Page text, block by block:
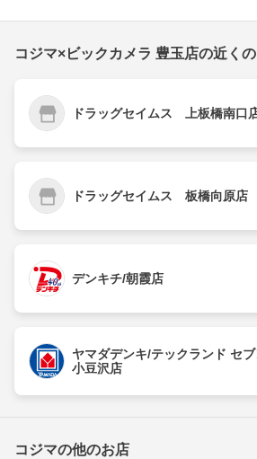
コジマ×ビックカメラ 豊玉店の近く
ドラッグセイムス 上板橋南口
ドラッグセイムス 板橋向原店
デンキチ/朝霞店
ヤマダデンキ/テックランド セ
小豆沢店
コジマの他のお店